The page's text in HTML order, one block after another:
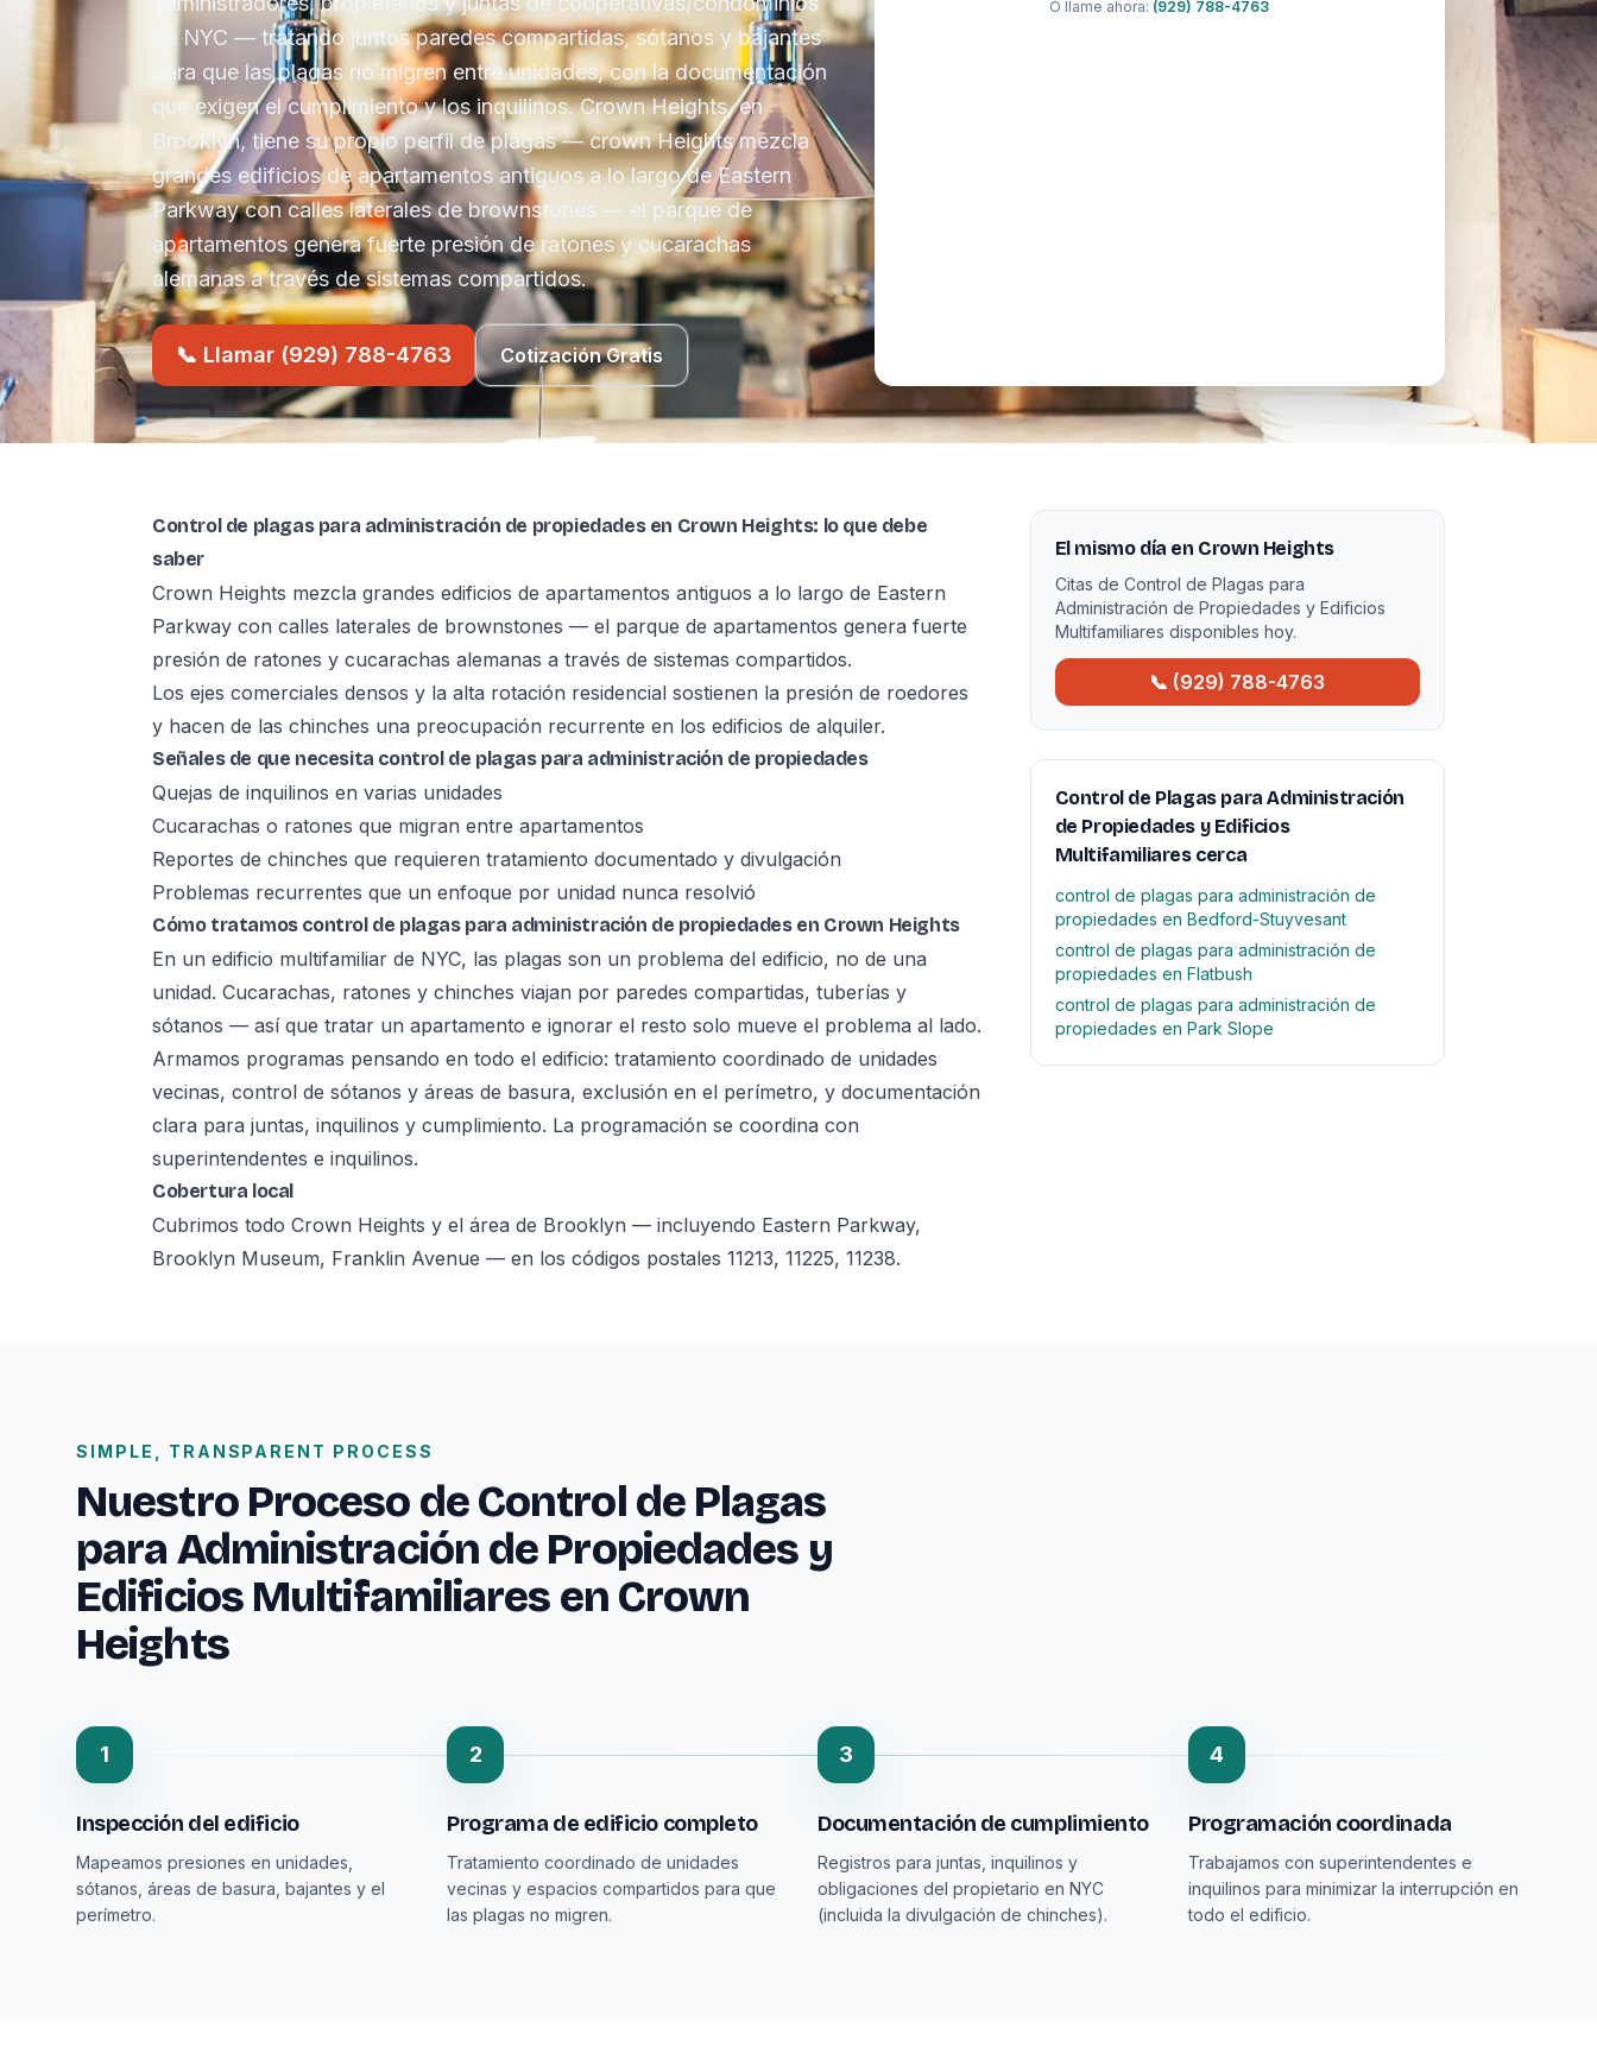
de NYC — tratando juntos paredes compartidas, sótanos y bajantes
para que las plagas no migren entre unidades, con la documentación
que exigen el cumplimiento y los inquilinos. Crown Heights, en
Brooklyn, tiene su propio perfil de plagas — crown Heights mezcla
grandes edificios de apartamentos antiguos a lo largo de Eastern
Parkway con calles laterales de brownstones — el parque de
apartamentos genera fuerte presión de ratones y cucarachas
alemanas a través de sistemas compartidos.
📞 Llamar (929) 788-4763 Cotización Gratis
O llame ahora: (929) 788-4763
Control de plagas para administración de propiedades en Crown Heights: lo que debe
saber
Crown Heights mezcla grandes edificios de apartamentos antiguos a lo largo de Eastern
Parkway con calles laterales de brownstones — el parque de apartamentos genera fuerte
presión de ratones y cucarachas alemanas a través de sistemas compartidos.
Los ejes comerciales densos y la alta rotación residencial sostienen la presión de roedores
y hacen de las chinches una preocupación recurrente en los edificios de alquiler.
Señales de que necesita control de plagas para administración de propiedades
Quejas de inquilinos en varias unidades
Cucarachas o ratones que migran entre apartamentos
Reportes de chinches que requieren tratamiento documentado y divulgación
Problemas recurrentes que un enfoque por unidad nunca resolvió
Cómo tratamos control de plagas para administración de propiedades en Crown Heights
En un edificio multifamiliar de NYC, las plagas son un problema del edificio, no de una
unidad. Cucarachas, ratones y chinches viajan por paredes compartidas, tuberías y
sótanos — así que tratar un apartamento e ignorar el resto solo mueve el problema al lado.
Armamos programas pensando en todo el edificio: tratamiento coordinado de unidades
vecinas, control de sótanos y áreas de basura, exclusión en el perímetro, y documentación
clara para juntas, inquilinos y cumplimiento. La programación se coordina con
superintendentes e inquilinos.
Cobertura local
Cubrimos todo Crown Heights y el área de Brooklyn — incluyendo Eastern Parkway,
Brooklyn Museum, Franklin Avenue — en los códigos postales 11213, 11225, 11238.
El mismo día en Crown Heights
Citas de Control de Plagas para
Administración de Propiedades y Edificios
Multifamiliares disponibles hoy.
📞 (929) 788-4763
Control de Plagas para Administración
de Propiedades y Edificios
Multifamiliares cerca
control de plagas para administración de
propiedades en Bedford-Stuyvesant
control de plagas para administración de
propiedades en Flatbush
control de plagas para administración de
propiedades en Park Slope
SIMPLE, TRANSPARENT PROCESS
Nuestro Proceso de Control de Plagas
para Administración de Propiedades y
Edificios Multifamiliares en Crown
Heights
1
Inspección del edificio
Mapeamos presiones en unidades,
sótanos, áreas de basura, bajantes y el
perímetro.
2
Programa de edificio completo
Tratamiento coordinado de unidades
vecinas y espacios compartidos para que
las plagas no migren.
3
Documentación de cumplimiento
Registros para juntas, inquilinos y
obligaciones del propietario en NYC
(incluida la divulgación de chinches).
4
Programación coordinada
Trabajamos con superintendentes e
inquilinos para minimizar la interrupción en
todo el edificio.